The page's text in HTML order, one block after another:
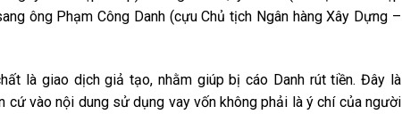
ông Phạm Công Danh (cựu Chủ tịch Ngân hàng Xây Dựng –
là giao dịch giả tạo, nhằm giúp bị cáo Danh rút tiền. Đây là
cứ vào nội dung sử dụng vay vốn không phải là ý chí của người